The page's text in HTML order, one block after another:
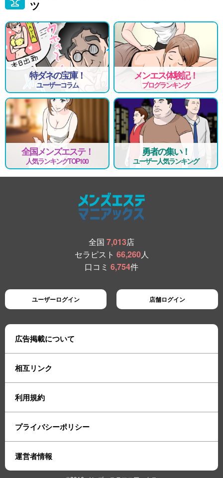
ツ
特ダネの宝庫！
ユーザーコラム
メンエス体験記！
ブログランキング
全国メンズエステ！
人気ランキングTOP100
勇者の集い！
ユーザー人気ランキング
全国 7,013店
セラピスト 66,260人
口コミ 6,754件
ユーザーログイン 店舗ログイン
広告掲載について
相互リンク
利用規約
プライバシーポリシー
運営者情報